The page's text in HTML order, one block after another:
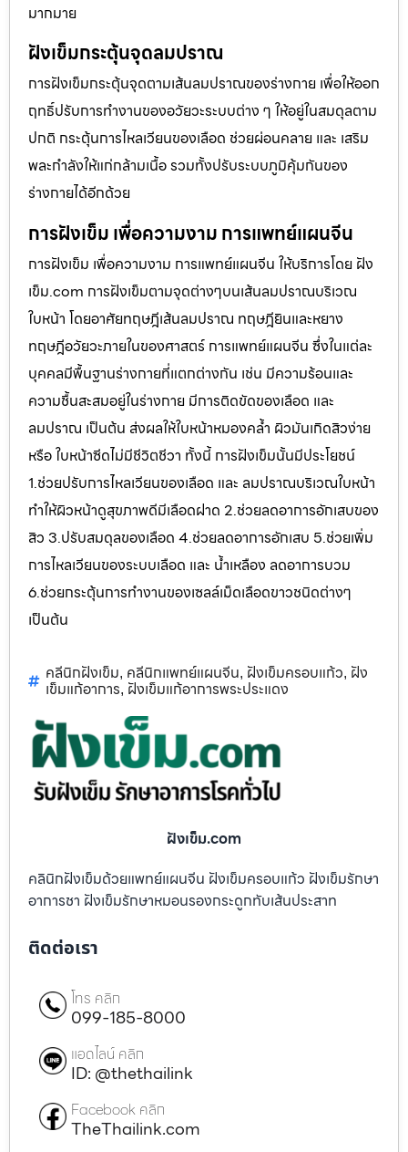
มากมาย
ฝังเข็มกระตุ้นจุดลมปราณ
การฝังเข็มกระตุ้นจุดตามเส้นลมปราณของร่างกาย เพื่อให้ออก
ฤทธิ์ปรับการทำงานของอวัยวะระบบต่าง ๆ ให้อยู่ในสมดุลตาม
ปกติ กระตุ้นการไหลเวียนของเลือด ช่วยผ่อนคลาย และ เสริม
พละกำลังให้แก่กล้ามเนื้อ รวมทั้งปรับระบบภูมิคุ้มกันของ
ร่างกายได้อีกด้วย
การฝังเข็ม เพื่อความงาม การแพทย์แผนจีน
การฝังเข็ม เพื่อความงาม การแพทย์แผนจีน ให้บริการโดย ฝัง
เข็ม.com การฝังเข็มตามจุดต่างๆบนเส้นลมปราณบริเวณ
ใบหน้า โดยอาศัยทฤษฎีเส้นลมปราณ ทฤษฎียินและหยาง
ทฤษฎีอวัยวะภายในของศาสตร์ การแพทย์แผนจีน ซึ่งในแต่ละ
บุคคลมีพื้นฐานร่างกายที่แตกต่างกัน เช่น มีความร้อนและ
ความชื้นสะสมอยู่ในร่างกาย มีการติดขัดของเลือด และ
ลมปราณ เป็นต้น ส่งผลให้ใบหน้าหมองคล้ำ ผิวมันเกิดสิวง่าย
หรือ ใบหน้าซีดไม่มีชีวิตชีวา ทั้งนี้ การฝังเข็มนั้นมีประโยชน์
1.ช่วยปรับการไหลเวียนของเลือด และ ลมปราณบริเวณใบหน้า
ทำให้ผิวหน้าดูสุขภาพดีมีเลือดฝาด 2.ช่วยลดอาการอักเสบของ
สิว 3.ปรับสมดุลของเลือด 4.ช่วยลดอาการอักเสบ 5.ช่วยเพิ่ม
การไหลเวียนของระบบเลือด และ น้ำเหลือง ลดอาการบวม
6.ช่วยกระตุ้นการทำงานของเซลล์เม็ดเลือดขาวชนิดต่างๆ
เป็นต้น
คลีนิกฝังเข็ม, คลีนิกแพทย์แผนจีน, ฝังเข็มครอบแก้ว, ฝัง
เข็มแก้อาการ, ฝังเข็มแก้อาการพระประแดง
ฝังเข็ม.com
คลินิกฝังเข็มด้วยแพทย์แผนจีน ฝังเข็มครอบแก้ว ฝังเข็มรักษา
อาการชา ฝังเข็มรักษาหมอนรองกระดูกทับเส้นประสาท
ติดต่อเรา
โทร คลิก
099-185-8000
แอดไลน์ คลิก
ID: @thethailink
Facebook คลิก
TheThailink.com